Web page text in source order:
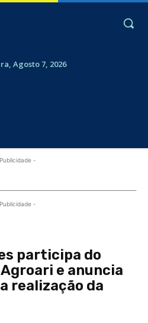
Agosto 7, 2026
-
-
participa do
e anuncia
realização da